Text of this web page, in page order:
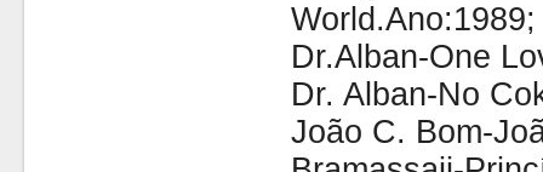
World.Ano:1989;
Dr.Alban-One
Dr. Alban-No
João C. Bom-